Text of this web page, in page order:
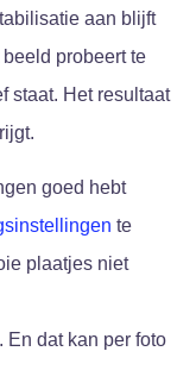
aan blijft
probeert te
staat. Het resultaat
goed hebt
te
plaatjes niet
dat kan per foto